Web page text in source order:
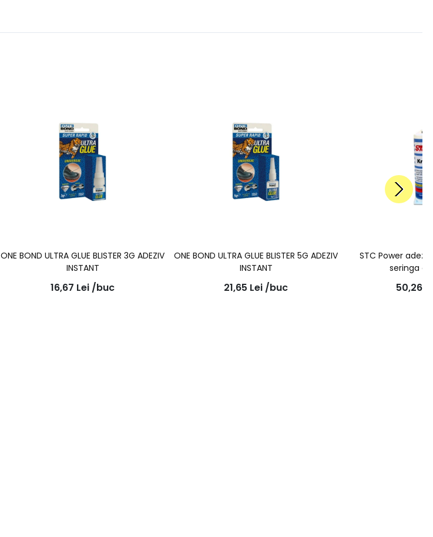
ONE BOND ULTRA GLUE BLISTER 3G ADEZIV
INSTANT
16,67 Lei /buc
ONE BOND ULTRA GLUE BLISTER 5G ADEZIV
INSTANT
21,65 Lei /buc
STC Power
seringa
50,26